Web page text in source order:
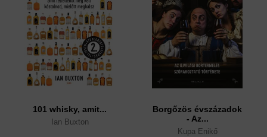
101 whisky, amit...
Ian Buxton
Borgőzös évszázadok
- Az...
Kupa Enikő